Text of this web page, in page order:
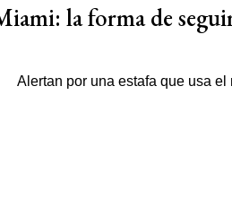
la forma de